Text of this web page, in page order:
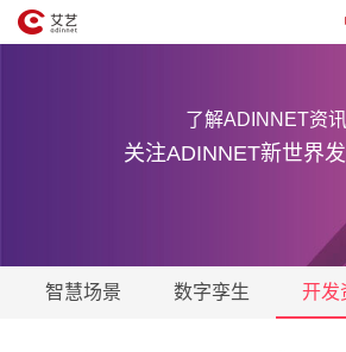
了解ADINNET资讯
关注ADINNET新世界
智慧场景 数字孪生 开发